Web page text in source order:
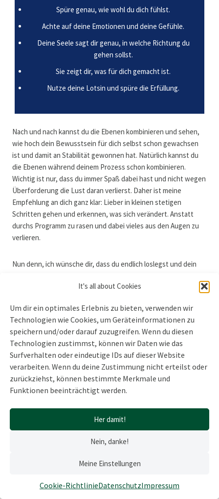
It's all about Cookies
Um dir ein optimales Erlebnis zu bieten, verwenden wir
Technologien wie Cookies, um Geräteinformationen zu
speichern und/oder darauf zuzugreifen. Wenn du diesen
Technologien zustimmst, können wir Daten wie das
Surfverhalten oder eindeutige IDs auf dieser Website
verarbeiten. Wenn du deine Zustimmung nicht erteilst oder
zurückziehst, können bestimmte Merkmale und
Funktionen beeinträchtigt werden.
Her damit!
Nein, danke!
Meine Einstellungen
Cookie-RichtlinieDatenschutzImpressum
Spüre genau, wie wohl du dich fühlst.
Achte auf deine Emotionen und deine Gefühle.
Deine Seele sagt dir genau, in welche Richtung du
gehen sollst.
Sie zeigt dir, was für dich gemacht ist.
Nutze deine Lotsin und spüre die Erfüllung.
Nach und nach kannst du die Ebenen kombinieren und sehen,
wie hoch dein Bewusstsein für dich selbst schon gewachsen
ist und damit an Stabilität gewonnen hat. Natürlich kannst du
die Ebenen während deinem Prozess schon kombinieren.
Wichtig ist nur, dass du immer Spaß dabei hast und nicht wegen
Überforderung die Lust daran verlierst. Daher ist meine
Empfehlung an dich ganz klar: Lieber in kleinen stetigen
Schritten gehen und erkennen, was sich verändert. Anstatt
durchs Programm zu rasen und dabei vieles aus den Augen zu
verlieren.
Nun denn, ich wünsche dir, dass du endlich loslegst und dein
hast. 😉 Du musst dich einfach nur ein bisschen mehr darum
Von ganzem Herzen
Deine Anja
|Datenschutz|Barrierefreiheit